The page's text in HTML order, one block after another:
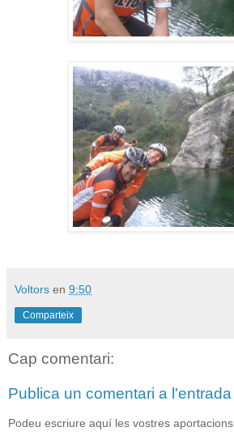
Voltors en 9:50
Comparteix
Cap comentari:
Publica un comentari a l'entrada
Podeu escriure aquí les vostres aportacions